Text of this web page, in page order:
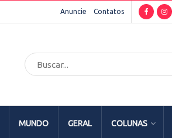
Anuncie Contatos
MUNDO GERAL COLUNAS